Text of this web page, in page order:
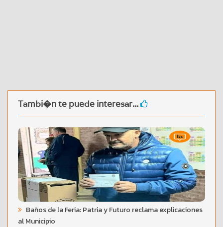
Tambi�n te puede interesar...
Baños de la Feria: Patria y Futuro reclama explicaciones
al Municipio